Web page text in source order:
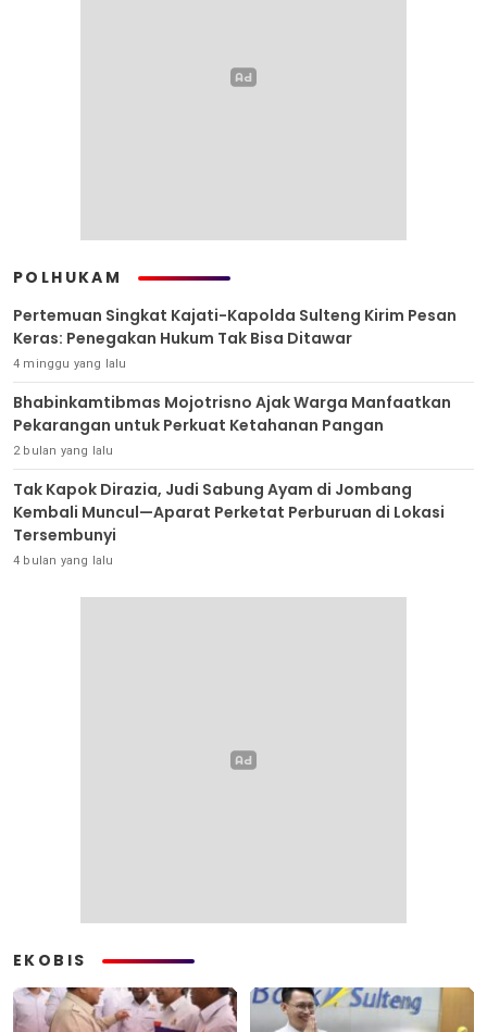
POLHUKAM
Pertemuan Singkat Kajati-Kapolda Sulteng Kirim Pesan
Keras: Penegakan Hukum Tak Bisa Ditawar
4 minggu yang lalu
Bhabinkamtibmas Mojotrisno Ajak Warga Manfaatkan
Pekarangan untuk Perkuat Ketahanan Pangan
2 bulan yang lalu
Tak Kapok Dirazia, Judi Sabung Ayam di Jombang
Kembali Muncul—Aparat Perketat Perburuan di Lokasi
Tersembunyi
4 bulan yang lalu
EKOBIS